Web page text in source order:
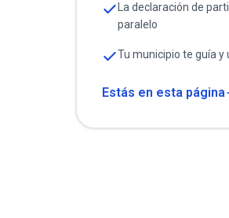
La declaración de
paralelo
Tu municipio te guía y
Estás en esta página